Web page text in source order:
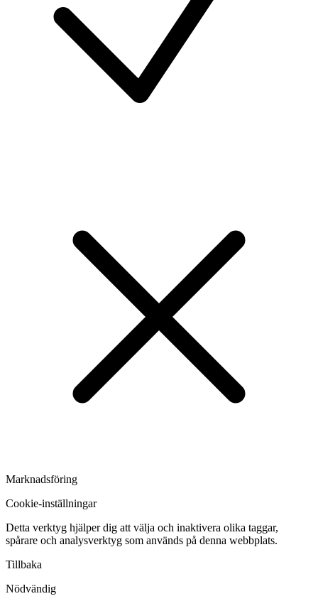
Marknadsföring
Cookie-inställningar
Detta verktyg hjälper dig att välja och inaktivera olika taggar,
spårare och analysverktyg som används på denna webbplats.
Tillbaka
Nödvändig